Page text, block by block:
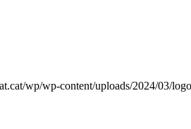
wp/wp-content/uploads/2024/03/